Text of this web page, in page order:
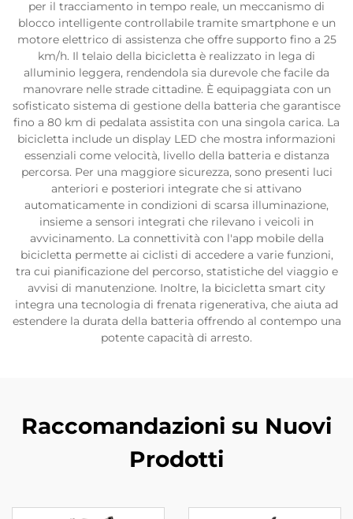
per il tracciamento in tempo reale, un meccanismo di
blocco intelligente controllabile tramite smartphone e un
motore elettrico di assistenza che offre supporto fino a 25
km/h. Il telaio della bicicletta è realizzato in lega di
alluminio leggera, rendendola sia durevole che facile da
manovrare nelle strade cittadine. È equipaggiata con un
sofisticato sistema di gestione della batteria che garantisce
fino a 80 km di pedalata assistita con una singola carica. La
bicicletta include un display LED che mostra informazioni
essenziali come velocità, livello della batteria e distanza
percorsa. Per una maggiore sicurezza, sono presenti luci
anteriori e posteriori integrate che si attivano
automaticamente in condizioni di scarsa illuminazione,
insieme a sensori integrati che rilevano i veicoli in
avvicinamento. La connettività con l'app mobile della
bicicletta permette ai ciclisti di accedere a varie funzioni,
tra cui pianificazione del percorso, statistiche del viaggio e
avvisi di manutenzione. Inoltre, la bicicletta smart city
integra una tecnologia di frenata rigenerativa, che aiuta ad
estendere la durata della batteria offrendo al contempo una
potente capacità di arresto.
Raccomandazioni su Nuovi
Prodotti